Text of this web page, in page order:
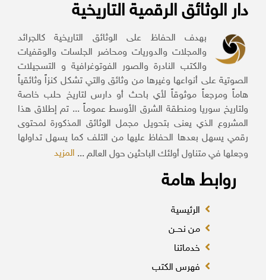
دار الوثائق الرقمية التاريخية
بهدف الحفاظ على الوثائق التاريخية كالجرائد
والمجلات والدوريات ومحاضر الجلسات والوقفيات
والكتب النادرة والصور الفوتوغرافية و التسجيلات
الصوتية على أنواعها وغيرها من وثائق والتي تشكل كنزاً وثائقياً
هاماً ومرجعاً موثوقاً لأي باحث أو دارس لتاريخ حلب خاصة
ولتاريخ سوريا ومنطقة الشرق الأوسط عموماً ... تم إطلاق هذا
المشروع الذي يعنى بتحويل مجمل الوثائق المذكورة لمحتوى
رقمي يسهل بعدها الحفاظ عليها من التلف كما يسهل تداولها
وجعلها في متناول أولئك الباحثين حول العالم ...المزيد
روابط هامة
الرئيسية
من نحــن
خدماتنا
فهرس الكتب